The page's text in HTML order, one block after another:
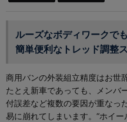
ルーズなボディワークで
簡単便利なトレッド調整
商用バンの外装組立精度はお世
たとえ新車であっても、メンバ
付誤差など複数の要因が重なっ
易に崩れてしまいます。“ホイ